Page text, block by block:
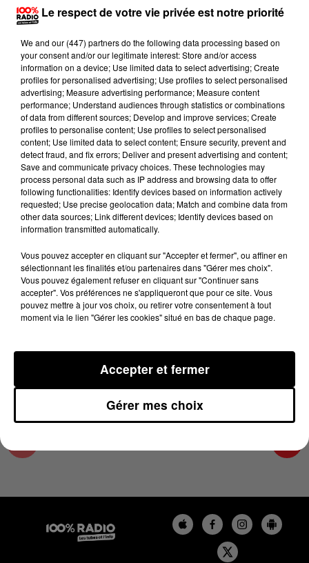
Lecture (5 min 32 sec)
100%
100% Radio l'agenda de l'Hérault
16 avril 2025 - 5 min 32 sec
L'AGENDA DE L'HÉRAULT DU 16/04/2025 À
13H37
L'AGENDA DE L'HERAULT
Le respect de votre vie privée est notre priorité
We and our (447) partnersdo the following data processing based on
your consent and/or our legitimate interest: Store and/or access
information on a device; Use limited data to select advertising; Create
profiles for personalised advertising; Use profiles to select personalised
advertising; Measure advertising performance; Measure content
performance; Understand audiences through statistics or combinations
of data from different sources; Develop and improve services; Create
profiles to personalise content; Use profiles to select personalised
content; Use limited data to select content; Ensure security, prevent and
detect fraud, and fix errors; Deliver and present advertising and content;
Save and communicate privacy choices. These technologies may
process personal data such as IP address and browsing data to offer
following functionalities: Identify devices based on information actively
requested; Use precise geolocation data; Match and combine data from
other data sources; Link different devices; Identify devices based on
information transmitted automatically.
Vous pouvez accepter en cliquant sur "Accepter et fermer", ou affiner en
sélectionnant les finalités et/ou partenaires dans "Gérer mes choix".
Vous pouvez également refuser en cliquant sur "Continuer sans
accepter". Vos préférences ne s'appliqueront que pour ce site. Vous
pouvez mettre à jour vos choix, ou retirer votre consentement à tout
moment via le lien "Gérer les cookies" situé en bas de chaque page.
Gérer mes choix
Accepter et fermer